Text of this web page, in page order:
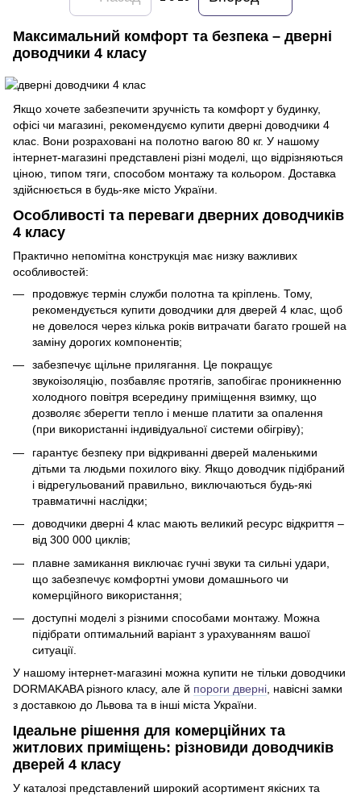
Максимальний комфорт та безпека – дверні
доводчики 4 класу
Якщо хочете забезпечити зручність та комфорт у будинку,
офісі чи магазині, рекомендуємо купити дверні доводчики 4
клас. Вони розраховані на полотно вагою 80 кг. У нашому
інтернет-магазині представлені різні моделі, що відрізняються
ціною, типом тяги, способом монтажу та кольором. Доставка
здійснюється в будь-яке місто України.
Особливості та переваги дверних доводчиків
4 класу
Практично непомітна конструкція має низку важливих
особливостей:
продовжує термін служби полотна та кріплень. Тому,
рекомендується купити доводчики для дверей 4 клас, щоб
не довелося через кілька років витрачати багато грошей на
заміну дорогих компонентів;
забезпечує щільне прилягання. Це покращує
звукоізоляцію, позбавляє протягів, запобігає проникненню
холодного повітря всередину приміщення взимку, що
дозволяє зберегти тепло і менше платити за опалення
(при використанні індивідуальної системи обігріву);
гарантує безпеку при відкриванні дверей маленькими
дітьми та людьми похилого віку. Якщо доводчик підібраний
і відрегульований правильно, виключаються будь-які
травматичні наслідки;
доводчики дверні 4 клас мають великий ресурс відкриття –
від 300 000 циклів;
плавне замикання виключає гучні звуки та сильні удари,
що забезпечує комфортні умови домашнього чи
комерційного використання;
доступні моделі з різними способами монтажу. Можна
підібрати оптимальний варіант з урахуванням вашої
ситуації.
У нашому інтернет-магазині можна купити не тільки доводчики
DORMAKABA різного класу, але й пороги дверні, навісні замки
з доставкою до Львова та в інші міста України.
Ідеальне рішення для комерційних та
житлових приміщень: різновиди доводчиків
дверей 4 класу
У каталозі представлений широкий асортимент якісних та